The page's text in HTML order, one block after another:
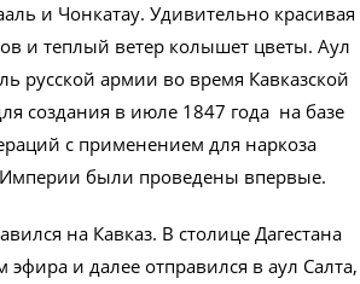
и Чонкатау. Удивительно красивая
и теплый ветер колышет цветы. Аул
русской армии во время Кавказской
создания в июле 1847 года на базе
с применением для наркоза
были проведены впервые.
на Кавказ. В столице Дагестана
и далее отправился в аул Салта,